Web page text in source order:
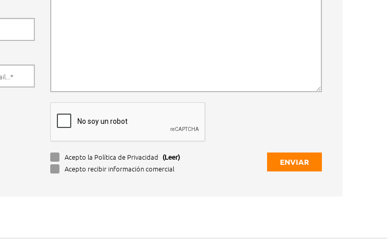
Acepto la Política de Privacidad (Leer)
Acepto recibir información comercial
ENVIAR